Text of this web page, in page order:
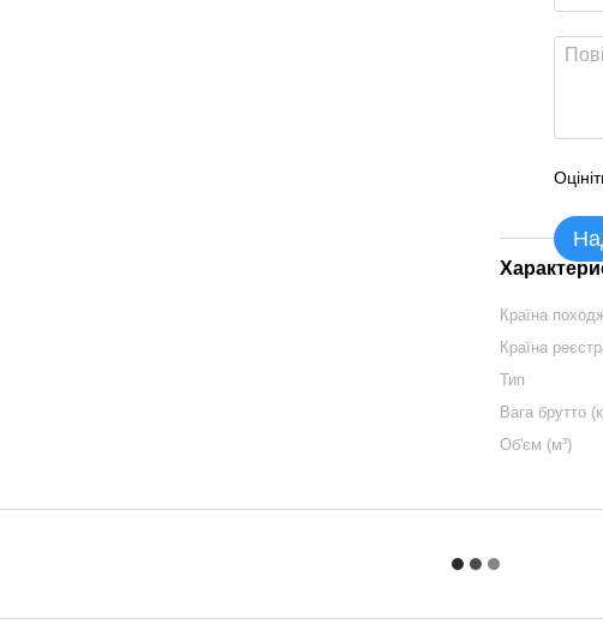
Країна
Країна
Тип
Вага брутто
Об'єм (м³)